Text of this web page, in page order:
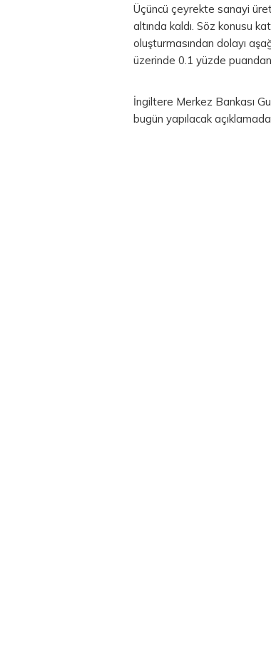
Üçüncü çeyrekte sanayi
altında kaldı. Söz konusu
oluşturmasından dolayı
üzerinde 0.1 yüzde
İngiltere Merkez Bankası
bugün yapılacak